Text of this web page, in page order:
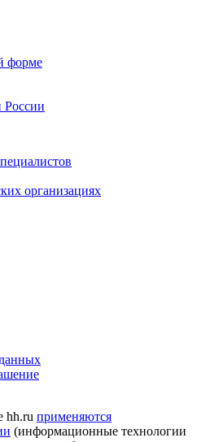
форме
России
организациях
hh.ru применяются
(информационные технологии